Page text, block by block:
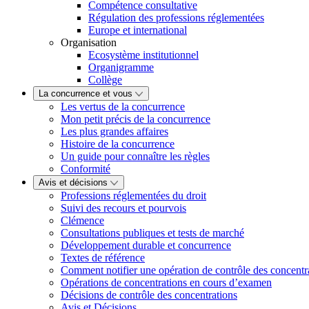
Compétence consultative
Régulation des professions réglementées
Europe et international
Organisation
Ecosystème institutionnel
Organigramme
Collège
La concurrence et vous
Les vertus de la concurrence
Mon petit précis de la concurrence
Les plus grandes affaires
Histoire de la concurrence
Un guide pour connaître les règles
Conformité
Avis et décisions
Professions réglementées du droit
Suivi des recours et pourvois
Clémence
Consultations publiques et tests de marché
Développement durable et concurrence
Textes de référence
Comment notifier une opération de contrôle des
Opérations de concentrations en cours d’examen
Décisions de contrôle des concentrations